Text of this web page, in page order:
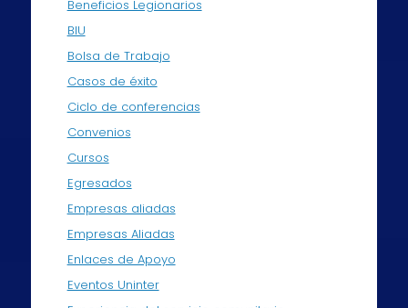
Beneficios Legionarios
BIU
Bolsa de Trabajo
Casos de éxito
Ciclo de conferencias
Convenios
Cursos
Egresados
Empresas aliadas
Empresas Aliadas
Enlaces de Apoyo
Eventos Uninter